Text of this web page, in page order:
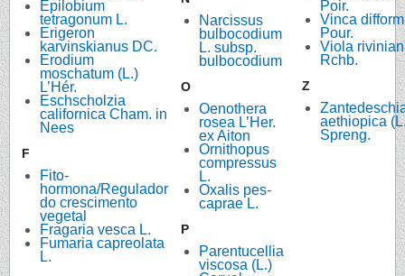
Epilobium
tetragonum L.
Erigeron
karvinskianus DC.
Erodium
moschatum (L.)
L’Hér.
Eschscholzia
californica Cham. in
Nees
F
Fito-
hormona/Regulador
do crescimento
vegetal
Fragaria vesca L.
Fumaria capreolata
L.
Narcissus
bulbocodium
L. subsp.
bulbocodium
O
Oenothera
rosea L’Her.
ex Aiton
Ornithopus
compressus
L.
Oxalis pes-
caprae L.
P
Parentucellia
viscosa (L.)
Poir.
Vinca
Pour.
Viola
Rchb.
Z
aethiopica
Spreng.